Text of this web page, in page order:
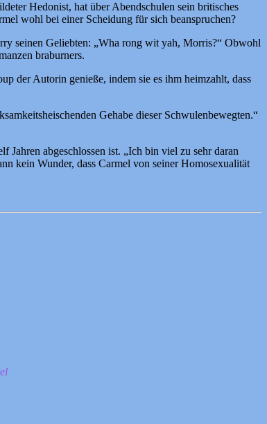
Hedonist, hat über Abendschulen sein britisches
wohl bei einer Scheidung für sich beanspruchen?
seinen Geliebten: „Wha rong wit yah, Morris?“ Obwohl
braburners.
der Autorin genieße, indem sie es ihm heimzahlt, dass
Gehabe dieser Schwulenbewegten.“
abgeschlossen ist. „Ich bin viel zu sehr daran
kein Wunder, dass Carmel von seiner Homosexualität